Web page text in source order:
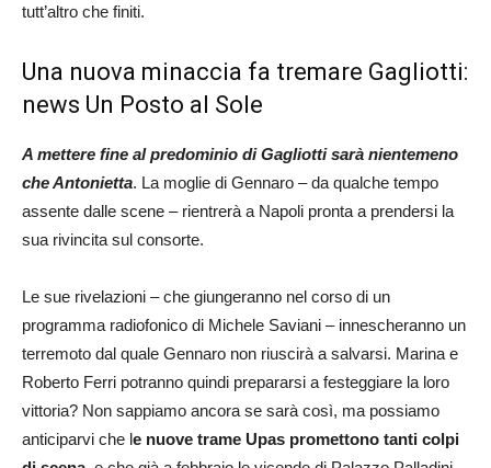
tutt’altro che finiti.
Una nuova minaccia fa tremare Gagliotti:
news Un Posto al Sole
A mettere fine al predominio di Gagliotti sarà nientemeno
che Antonietta. La moglie di Gennaro – da qualche tempo
assente dalle scene – rientrerà a Napoli pronta a prendersi la
sua rivincita sul consorte.
Le sue rivelazioni – che giungeranno nel corso di un
programma radiofonico di Michele Saviani – innescheranno un
terremoto dal quale Gennaro non riuscirà a salvarsi. Marina e
Roberto Ferri potranno quindi prepararsi a festeggiare la loro
vittoria? Non sappiamo ancora se sarà così, ma possiamo
anticiparvi che le nuove trame Upas promettono tanti colpi